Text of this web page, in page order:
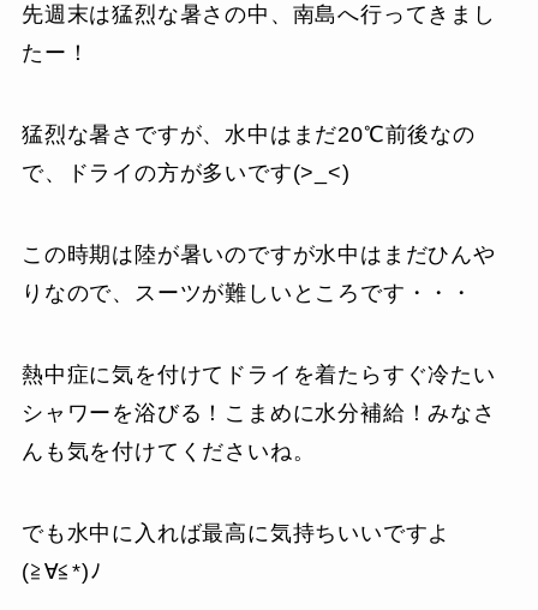
先週末は猛烈な暑さの中、南島へ行ってきまし
たー！
猛烈な暑さですが、水中はまだ20℃前後なの
で、ドライの方が多いです(>_<)
この時期は陸が暑いのですが水中はまだひんや
りなので、スーツが難しいところです・・・
熱中症に気を付けてドライを着たらすぐ冷たい
シャワーを浴びる！こまめに水分補給！みなさ
んも気を付けてくださいね。
でも水中に入れば最高に気持ちいいですよ
(≧∀≦*)ﾉ